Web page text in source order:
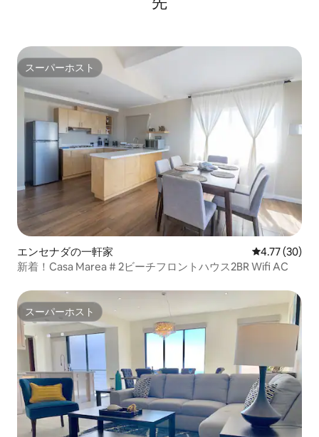
スーパーホスト
スーパーホスト
エンセナダの一軒家 レビュー30
4.77 (30)
新着！Casa Marea # 2ビーチフロントハウス2BR Wifi AC
スーパーホスト
スーパーホスト